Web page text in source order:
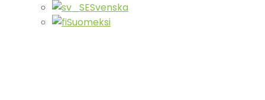
Svenska
Suomeksi